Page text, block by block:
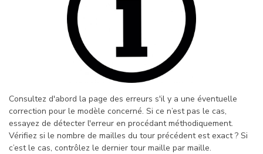
Consultez d'abord la page des erreurs s'il y a une éventuelle
correction pour le modèle concerné. Si ce n’est pas le cas,
essayez de détecter l'erreur en procédant méthodiquement.
Vérifiez si le nombre de mailles du tour précédent est exact ? Si
c’est le cas, contrôlez le dernier tour maille par maille.